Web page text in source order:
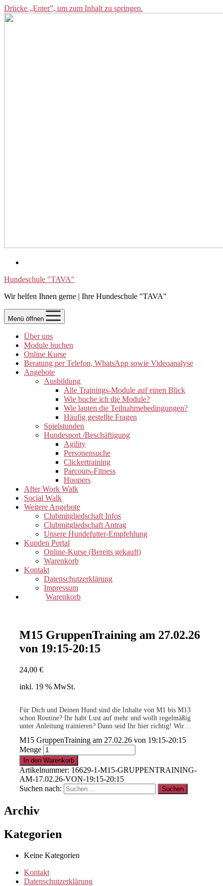
Drücke „Enter”, um zum Inhalt zu springen.
Hundeschule "TAVA"
Wir helfen Ihnen gerne | Ihre Hundeschule "TAVA"
Menü öffnen
Über uns
Module buchen
Online Kurse
Beratung per Telefon, WhatsApp sowie Videoanalyse
Angebote
Ausbildung
Alle Trainings-Module auf einen Blick
Wie buche ich die Module?
Wie lauten die Teilnahmebedingungen?
Häufig gestellte Fragen
Spielstunden
Hundesport /Beschäftigung
Agility
Personensuche
Clickertraining
Parcours-Fitness
Hoopers
After Work Walk
Social Walk
Weitere Angebote
Clubmitgliedschaft Infos
Clubmitgliedschaft Antrag
Unsere Hundefutter-Empfehlung
Kunden Portal
Online-Kurse (Bereits gekauft)
Warenkorb
Kontakt
Datenschutzerklärung
Impressum
Warenkorb
M15 GruppenTraining am 27.02.26
von 19:15-20:15
24,00 €
inkl. 19 % MwSt.
Für Dich und Deinen Hund sind die Inhalte von M1 bis M13
schon Routine? Ihr habt Lust auf mehr und wollt regelmäßig
unter Anleitung trainieren? Dann seid Ihr hier richtig! Wir
.
15% für Clubmitglieder!Infohier
.
Clubmitglied werden ?
M15 GruppenTraining am 27.02.26 von 19:15-20:15
Menge
In den Warenkorb
Artikelnummer: 16629-1-M15-GRUPPENTRAINING-
AM-17.02.26-VON-19:15-20:15
Suchen nach:
Archiv
Kategorien
Keine Kategorien
Kontakt
Datenschutzerklärung